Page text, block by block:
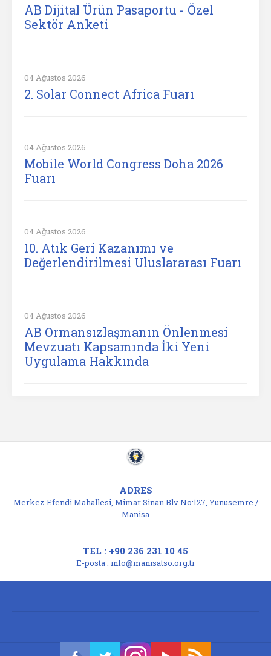
AB Dijital Ürün Pasaportu - Özel
Sektör Anketi
04 Ağustos 2026
2. Solar Connect Africa Fuarı
04 Ağustos 2026
Mobile World Congress Doha 2026
Fuarı
04 Ağustos 2026
10. Atık Geri Kazanımı ve
Değerlendirilmesi Uluslararası Fuarı
04 Ağustos 2026
AB Ormansızlaşmanın Önlenmesi
Mevzuatı Kapsamında İki Yeni
Uygulama Hakkında
ADRES
Merkez Efendi Mahallesi, Mimar Sinan Blv No:127, Yunusemre /
Manisa
TEL : +90 236 231 10 45
E-posta : info@manisatso.org.tr